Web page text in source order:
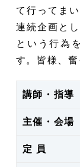
て行ってま
連続企画と
という行為
す。皆様、奮
講師・指導
主催・会場
定 員